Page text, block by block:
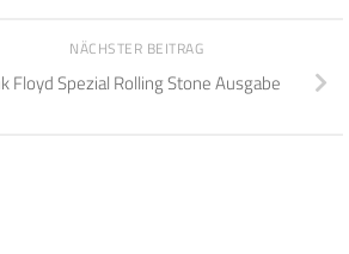
NÄCHSTER BEITRAG
Floyd Spezial Rolling Stone Ausgabe